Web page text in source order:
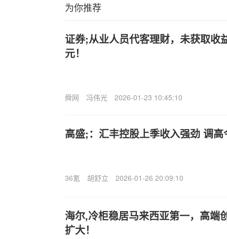
为你推荐
证券;从业人员代客理财，未获取收
元！
舜网 冯伟光 2026-01-23 10:45:10
高盛;：汇丰控股上季收入强劲 调
36氪 胡舒立 2026-01-26 20:09:10
海尔,冷柜稳居马来西亚第一，高端
扩大！